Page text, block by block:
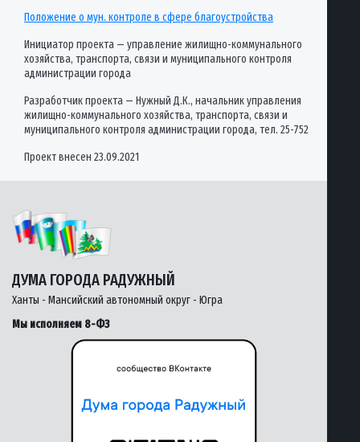
Положение о мун. контроле в сфере благоустройства
Инициатор проекта — управление жилищно-коммунального
хозяйства, транспорта, связи и муниципального контроля
администрации города
Разработчик проекта — Нужный Д.К., начальник управления
жилищно-коммунального хозяйства, транспорта, связи и
муниципального контроля администрации города, тел. 25-752
Проект внесен 23.09.2021
ДУМА ГОРОДА РАДУЖНЫЙ
Ханты - Мансийский автономный округ - Югра
Мы исполняем 8-ФЗ